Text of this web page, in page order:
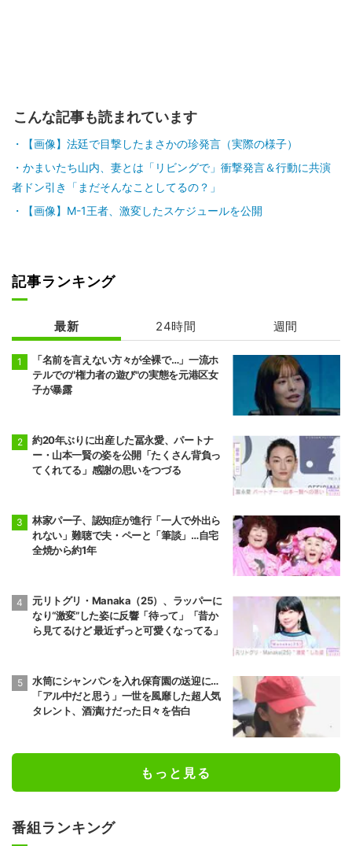
こんな記事も読まれています
【画像】法廷で目撃したまさかの珍発言（実際の様子）
かまいたち山内、妻とは「リビングで」衝撃発言＆行動に共演
者ドン引き「まだそんなことしてるの？」
【画像】M-1王者、激変したスケジュールを公開
記事ランキング
最新 24時間 週間
「名前を言えない方々が全裸で…」一流ホ
テルでの"権力者の遊び"の実態を元港区女
子が暴露
約20年ぶりに出産した冨永愛、パートナ
ー・山本一賢の姿を公開「たくさん背負っ
てくれてる」感謝の思いをつづる
林家パー子、認知症が進行「一人で外出ら
れない」難聴で夫・ペーと「筆談」…自宅
全焼から約1年
元リトグリ・Manaka（25）、ラッパーに
なり“激変”した姿に反響「待って」「昔か
ら見てるけど 最近ずっと可愛くなってる」
水筒にシャンパンを入れ保育園の送迎に…
「アル中だと思う」一世を風靡した超人気
タレント、酒漬けだった日々を告白
もっと見る
番組ランキング